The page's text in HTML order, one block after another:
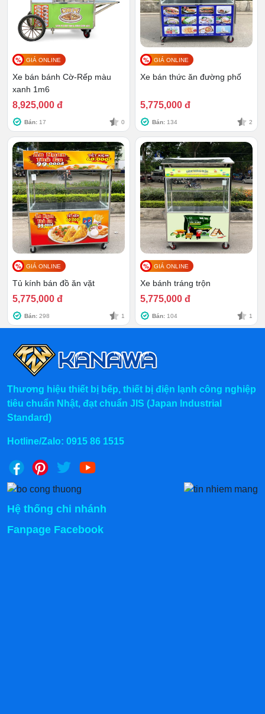
GIÁ ONLINE
Xe bán bánh Cờ-Rếp màu
xanh 1m6
8,925,000 đ
Bán: 17 0
GIÁ ONLINE
Xe bán thức ăn đường phố
5,775,000 đ
Bán: 134 2
GIÁ ONLINE
Tủ kính bán đồ ăn vặt
5,775,000 đ
Bán: 298 1
GIÁ ONLINE
Xe bánh tráng trộn
5,775,000 đ
Bán: 104 1
Thương hiệu thiết bị bếp, thiết bị điện lạnh công nghiệp
tiêu chuẩn Nhật, đạt chuẩn JIS (Japan Industrial
Standard)
Hotline/Zalo: 0915 86 1515
Hệ thống chi nhánh
Fanpage Facebook